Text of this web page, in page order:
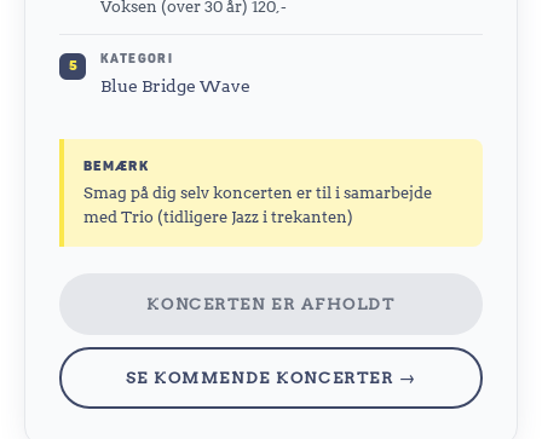
Voksen (over 30 år) 120,-
5 KATEGORI
Blue Bridge Wave
BEMÆRK
Smag på dig selv koncerten er til i samarbejde
med Trio (tidligere Jazz i trekanten)
KONCERTEN ER AFHOLDT
SE KOMMENDE KONCERTER →